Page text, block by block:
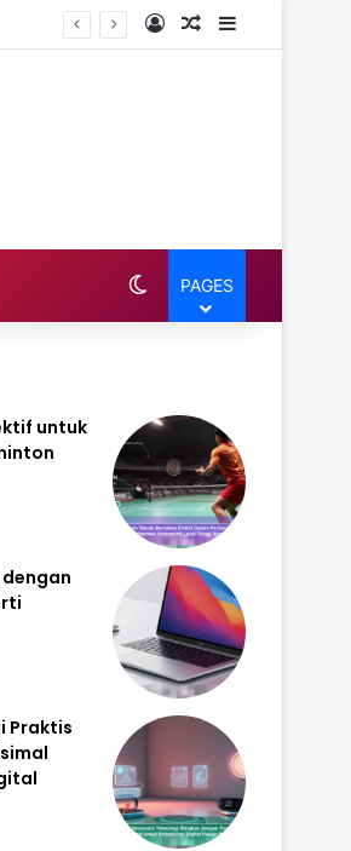
Log InRandom Article
Sidebar
Switch skin
PAGES
untuk
Praktis